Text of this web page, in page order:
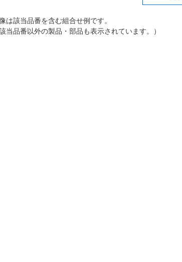
は該当品番を含む組合せ例です。
該当品番以外の製品・部品も表示されています。）